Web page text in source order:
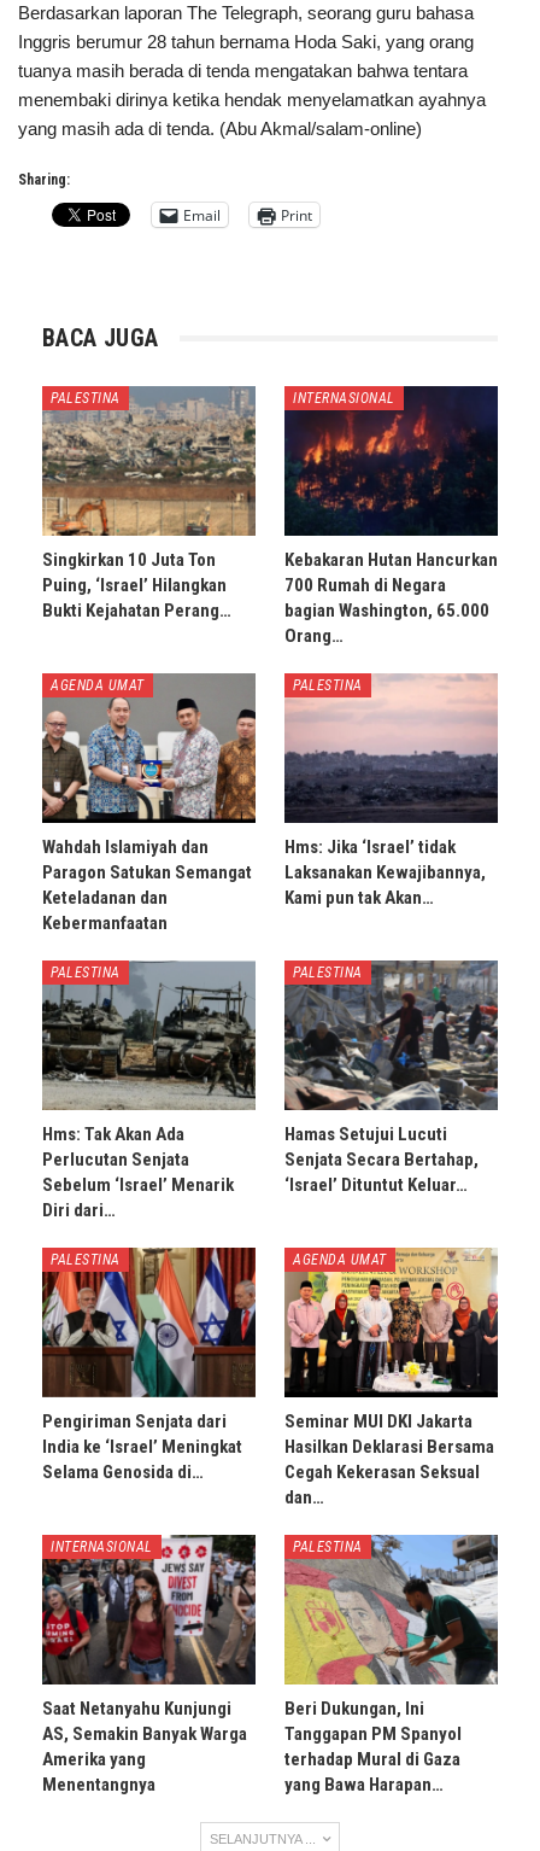
Berdasarkan laporan The Telegraph, seorang guru bahasa
Inggris berumur 28 tahun bernama Hoda Saki, yang orang
tuanya masih berada di tenda mengatakan bahwa tentara
menembaki dirinya ketika hendak menyelamatkan ayahnya
yang masih ada di tenda. (Abu Akmal/salam-online)
Sharing:
Email Print
BACA JUGA
PALESTINA
Singkirkan 10 Juta Ton
Puing, ‘Israel’ Hilangkan
Bukti Kejahatan Perang…
INTERNASIONAL
Kebakaran Hutan Hancurkan
700 Rumah di Negara
bagian Washington, 65.000
Orang…
AGENDA UMAT
Wahdah Islamiyah dan
Paragon Satukan Semangat
Keteladanan dan
Kebermanfaatan
PALESTINA
Hms: Jika ‘Israel’ tidak
Laksanakan Kewajibannya,
Kami pun tak Akan…
PALESTINA
Hms: Tak Akan Ada
Perlucutan Senjata
Sebelum ‘Israel’ Menarik
Diri dari…
PALESTINA
Hamas Setujui Lucuti
Senjata Secara Bertahap,
‘Israel’ Dituntut Keluar…
PALESTINA
Pengiriman Senjata dari
India ke ‘Israel’ Meningkat
Selama Genosida di…
AGENDA UMAT
Seminar MUI DKI Jakarta
Hasilkan Deklarasi Bersama
Cegah Kekerasan Seksual
dan…
INTERNASIONAL
Saat Netanyahu Kunjungi
AS, Semakin Banyak Warga
Amerika yang
Menentangnya
PALESTINA
Beri Dukungan, Ini
Tanggapan PM Spanyol
terhadap Mural di Gaza
yang Bawa Harapan…
SELANJUTNYA ...